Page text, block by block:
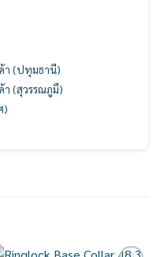
า (ปทุมธานี)
(สุวรรณภูมื)
)